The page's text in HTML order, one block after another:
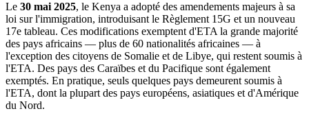
Le 30 mai 2025, le Kenya a adopté des amendements majeurs à sa
loi sur l'immigration, introduisant le Règlement 15G et un nouveau
17e tableau. Ces modifications exemptent d'ETA la grande majorité
des pays africains — plus de 60 nationalités africaines — à
l'exception des citoyens de Somalie et de Libye, qui restent soumis à
l'ETA. Des pays des Caraïbes et du Pacifique sont également
exemptés. En pratique, seuls quelques pays demeurent soumis à
l'ETA, dont la plupart des pays européens, asiatiques et d'Amérique
du Nord.